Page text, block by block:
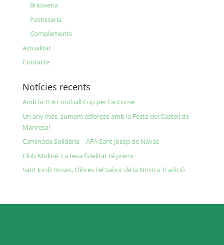
Brioixeria
Pastisseria
Complements
Actualitat
Contacte
Notícies recents
Amb la TEA Football Cup per l’autisme
Un any més, sumem esforços amb la Festa del Castell de
Manresa!
Caminada Solidària – AFA Sant Josep de Navàs
Club Moliné: La teva fidelitat té premi
Sant Jordi: Roses, Llibres i el Sabor de la Nostra Tradició